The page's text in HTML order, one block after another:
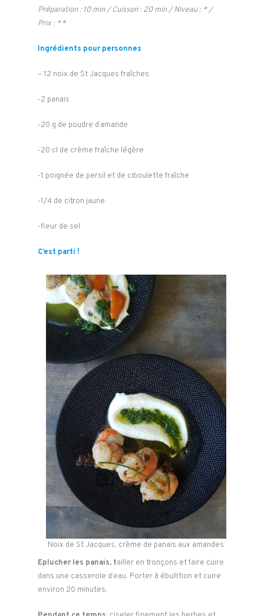
Préparation : 10 min / Cuisson : 20 min / Niveau : * /
Prix : **
Ingrédients pour personnes
– 12 noix de St Jacques fraîches
-2 panais
-20 g de poudre d’amande
-20 cl de crème fraîche légère
-1 poignée de persil et de ciboulette fraîche
-1/4 de citron jaune
-fleur de sel
C’est parti !
Noix de St Jacques, crème de panais aux amandes
Eplucher les panais, tailler en tronçons et faire cuire
dans une casserole d’eau. Porter à ébullition et cuire
environ 20 minutes.